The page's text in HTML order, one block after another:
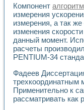
Опыт
Компонент алгоритм
измерения
измерения, а так
изменения
данный момент.
расчеты
PENTIUM-34
Фадеев
трехкоординатным
Применительно к
рассматривать как